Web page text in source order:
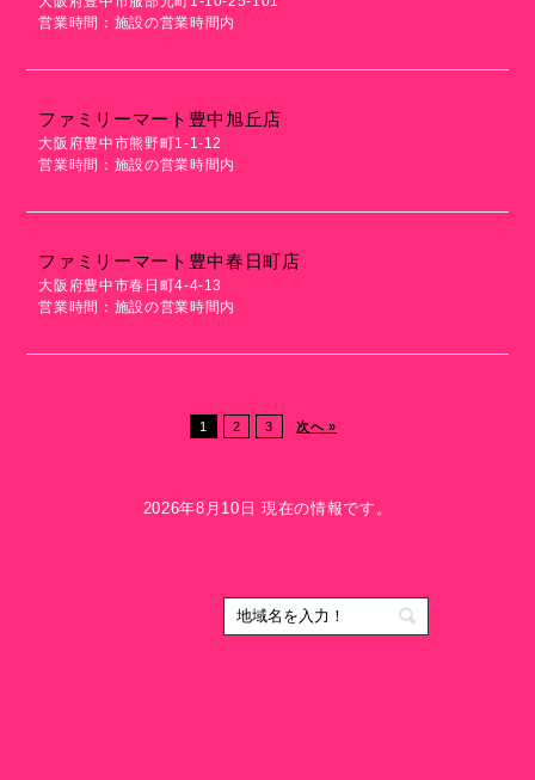
営業時間：施設の営業時間内
ファミリーマート豊中旭丘店
大阪府豊中市熊野町1-1-12
営業時間：施設の営業時間内
ファミリーマート豊中春日町店
大阪府豊中市春日町4-4-13
営業時間：施設の営業時間内
1 2 3 次へ »
2026年8月10日 現在の情報です。